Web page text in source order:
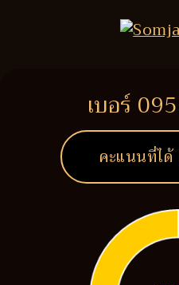
เบอร์
คะแนนที่ได้